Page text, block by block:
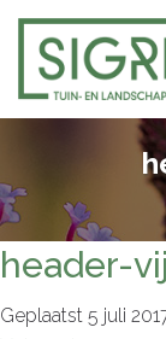
header-
Geplaatst 5 juli